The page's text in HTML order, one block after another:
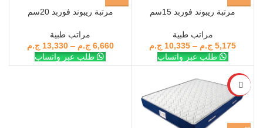
مرتبة ريبوند فوربد 15سم
مراتب طبية
5,175 ج.م –
10,335 ج.م
طلب عبر واتساب
مرتبة ريبوند فوربد 20سم
مراتب طبية
6,660 ج.م –
13,330 ج.م
طلب عبر واتساب